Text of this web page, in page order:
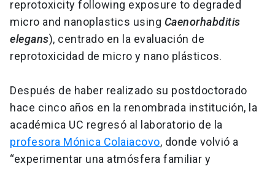
reprotoxicity following exposure to degraded
micro and nanoplastics using Caenorhabditis
elegans), centrado en la evaluación de
reprotoxicidad de micro y nano plásticos.
Después de haber realizado su postdoctorado
hace cinco años en la renombrada institución, la
académica UC regresó al laboratorio de la
profesora Mónica Colaiacovo, donde volvió a
“experimentar una atmósfera familiar y